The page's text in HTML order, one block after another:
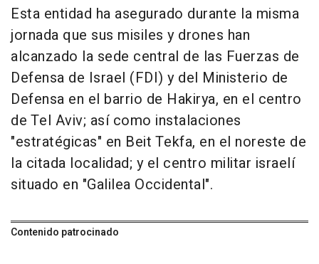
Esta entidad ha asegurado durante la misma
jornada que sus misiles y drones han
alcanzado la sede central de las Fuerzas de
Defensa de Israel (FDI) y del Ministerio de
Defensa en el barrio de Hakirya, en el centro
de Tel Aviv; así como instalaciones
"estratégicas" en Beit Tekfa, en el noreste de
la citada localidad; y el centro militar israelí
situado en "Galilea Occidental".
Contenido patrocinado